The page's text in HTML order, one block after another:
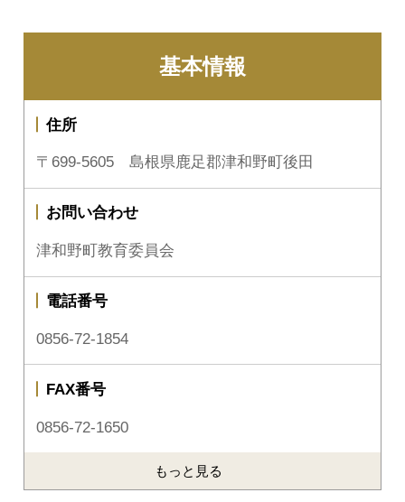
基本情報
住所
〒699-5605 島根県鹿足郡津和野町後田
お問い合わせ
津和野町教育委員会
電話番号
0856-72-1854
FAX番号
0856-72-1650
もっと見る